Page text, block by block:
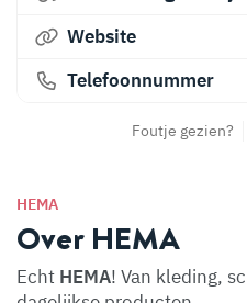
HEMA
Over HEMA
Echt HEMA! Van kleding,
Website
Telefoonnummer
Foutje gezien?